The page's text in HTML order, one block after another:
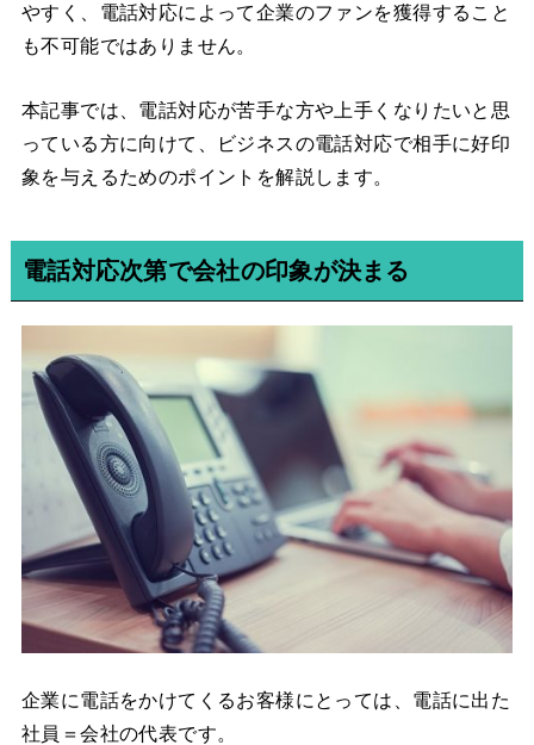
やすく、電話対応によって企業のファンを獲得すること
も不可能ではありません。
本記事では、電話対応が苦手な方や上手くなりたいと思
っている方に向けて、ビジネスの電話対応で相手に好印
象を与えるためのポイントを解説します。
電話対応次第で会社の印象が決まる
企業に電話をかけてくるお客様にとっては、電話に出た
社員＝会社の代表です。